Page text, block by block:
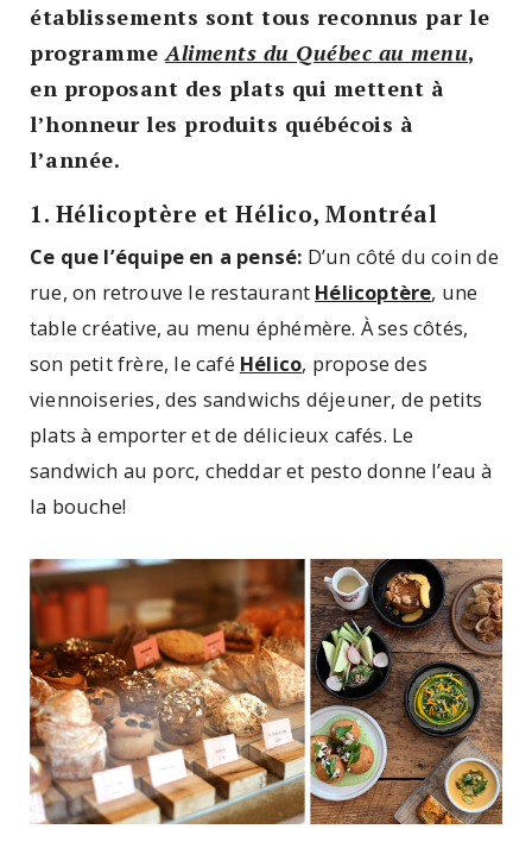
établissements sont tous reconnus par le
programme Aliments du Québec au menu,
en proposant des plats qui mettent à
l’honneur les produits québécois à
l’année.
1. Hélicoptère et Hélico, Montréal
Ce que l’équipe en a pensé: D’un côté du coin de
rue, on retrouve le restaurant Hélicoptère, une
table créative, au menu éphémère. À ses côtés,
son petit frère, le café Hélico, propose des
viennoiseries, des sandwichs déjeuner, de petits
plats à emporter et de délicieux cafés. Le
sandwich au porc, cheddar et pesto donne l’eau à
la bouche!